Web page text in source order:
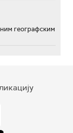
географским